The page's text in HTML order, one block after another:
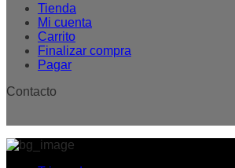
Tienda
Mi cuenta
Carrito
Finalizar compra
Pagar
Contacto